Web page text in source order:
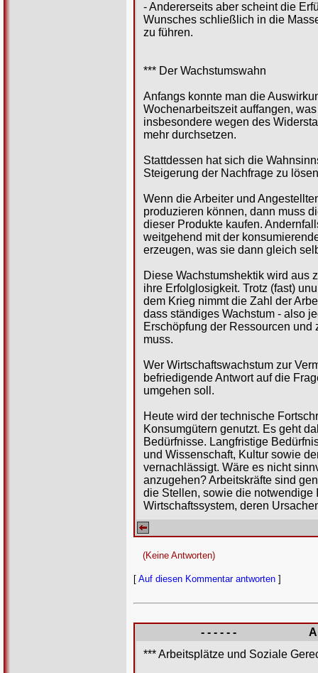
- Andererseits aber scheint die
Wunsches schließlich in die
zu führen.
*** Der Wachstumswahn
Anfangs konnte man die
Wochenarbeitszeit auffangen,
insbesondere wegen des
mehr durchsetzen.
Stattdessen hat sich die
Steigerung der Nachfrage zu
Wenn die Arbeiter und
produzieren können, dann muss
dieser Produkte kaufen.
weitgehend mit der
erzeugen, was sie dann gleich
Diese Wachstumshektik wird aus
ihre Erfolglosigkeit. Trotz (fast)
dem Krieg nimmt die Zahl der
dass ständiges Wachstum - also
Erschöpfung der Ressourcen
muss.
Wer Wirtschaftswachstum zur
befriedigende Antwort auf die
umgehen soll.
Heute wird der technische
Konsumgütern genutzt. Es geht
Bedürfnisse. Langfristige
und Wissenschaft, Kultur sowie
vernachlässigt. Wäre es nicht
anzugehen? Arbeitskräfte sind
die Stellen, sowie die notwendige
Wirtschaftssystem, deren
(Keine Antworten)
[ Auf diesen Kommentar antworten ]
- - - - - -
*** Arbeitsplätze und Soziale